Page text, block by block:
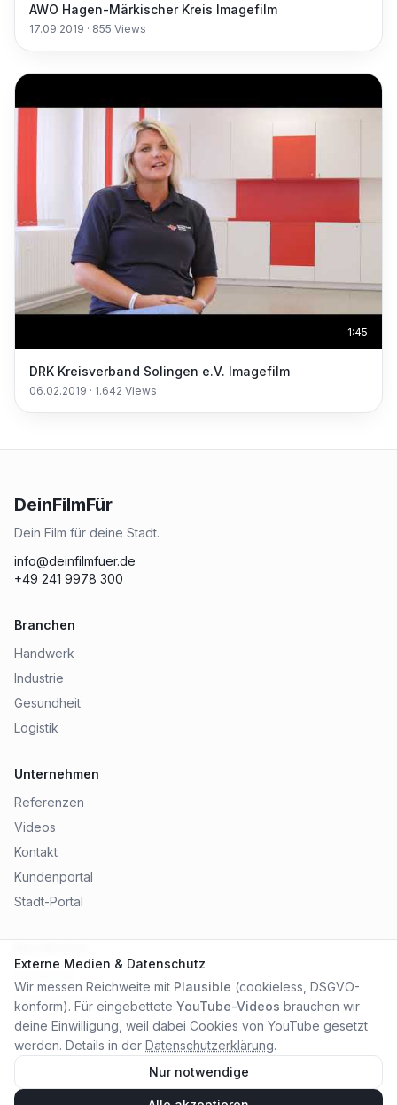
AWO Hagen-Märkischer Kreis Imagefilm
17.09.2019 · 855 Views
1:45
DRK Kreisverband Solingen e.V. Imagefilm
06.02.2019 · 1.642 Views
DeinFilmFür
Dein Film für deine Stadt.
info@deinfilmfuer.de
+49 241 9978 300
Branchen
Handwerk
Industrie
Gesundheit
Logistik
Unternehmen
Referenzen
Videos
Kontakt
Kundenportal
Stadt-Portal
Datenschutz
AGB
Externe Medien & Datenschutz
Wir messen Reichweite mit Plausible (cookieless, DSGVO-
konform). Für eingebettete YouTube-Videos brauchen wir
deine Einwilligung, weil dabei Cookies von YouTube gesetzt
werden. Details in der Datenschutzerklärung.
Nur notwendige